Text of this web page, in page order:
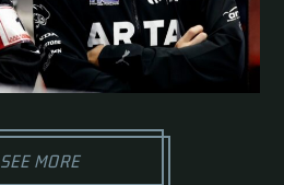
SEE MORE